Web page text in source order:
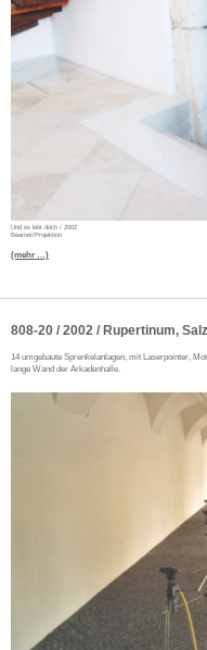
Und es lebt doch / 2002
Beamer/Projektion
(mehr …)
808-20 / 2002 / Rupertinum,
14 umgebaute Sprenkelanlagen, mit Laserpointer,
lange Wand der Arkadenhalle.